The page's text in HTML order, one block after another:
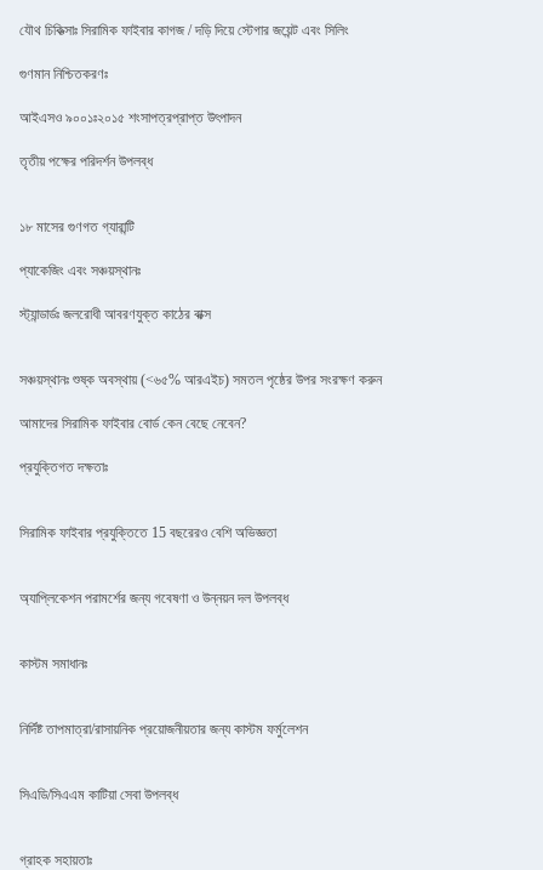
যৌথ চিকিত্সাঃ সিরামিক ফাইবার কাগজ / দড়ি দিয়ে স্টেগার জয়েন্ট এবং সিলিং
গুণমান নিশ্চিতকরণঃ
আইএসও ৯০০১ঃ২০১৫ শংসাপত্রপ্রাপ্ত উৎপাদন
তৃতীয় পক্ষের পরিদর্শন উপলব্ধ
১৮ মাসের গুণগত গ্যারান্টি
প্যাকেজিং এবং সঞ্চয়স্থানঃ
স্ট্যান্ডার্ডঃ জলরোধী আবরণযুক্ত কাঠের বাক্স
সঞ্চয়স্থানঃ শুষ্ক অবস্থায় (<৬৫% আরএইচ) সমতল পৃষ্ঠের উপর সংরক্ষণ করুন
আমাদের সিরামিক ফাইবার বোর্ড কেন বেছে নেবেন?
প্রযুক্তিগত দক্ষতাঃ
সিরামিক ফাইবার প্রযুক্তিতে 15 বছরেরও বেশি অভিজ্ঞতা
অ্যাপ্লিকেশন পরামর্শের জন্য গবেষণা ও উন্নয়ন দল উপলব্ধ
কাস্টম সমাধানঃ
নির্দিষ্ট তাপমাত্রা/রাসায়নিক প্রয়োজনীয়তার জন্য কাস্টম ফর্মুলেশন
সিএডি/সিএএম কাটিয়া সেবা উপলব্ধ
গ্রাহক সহায়তাঃ